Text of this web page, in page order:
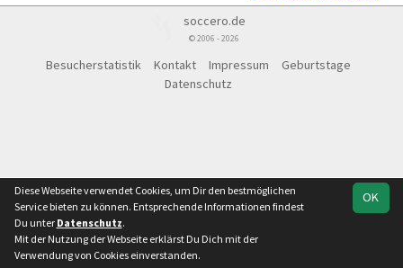
soccero.de
© 2006 - 2026
Besucherstatistik Kontakt Impressum
Geburtstage
Datenschutz
OK
Diese Webseite verwendet Cookies, um Dir den bestmöglichen
Service bieten zu können. Entsprechende Informationen findest
Du unter Datenschutz.
Mit der Nutzung der Webseite erklärst Du Dich mit der
Verwendung von Cookies einverstanden.